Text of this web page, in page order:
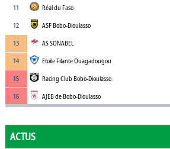
11
Réal du Faso
12
ASF Bobo-Dioulasso
13
AS SONABEL
14
Etoile Filante Ouagadougou
15
Racing Club Bobo-Dioulasso
16
AJEB de Bobo-Dioulasso
ACTUS